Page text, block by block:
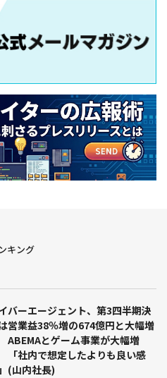
キング
バーエージェント、第3四半期決
営業益38％増の674億円と大幅増
とゲーム事業が大幅増
社内で想定したよりも良い感
(山内社長)